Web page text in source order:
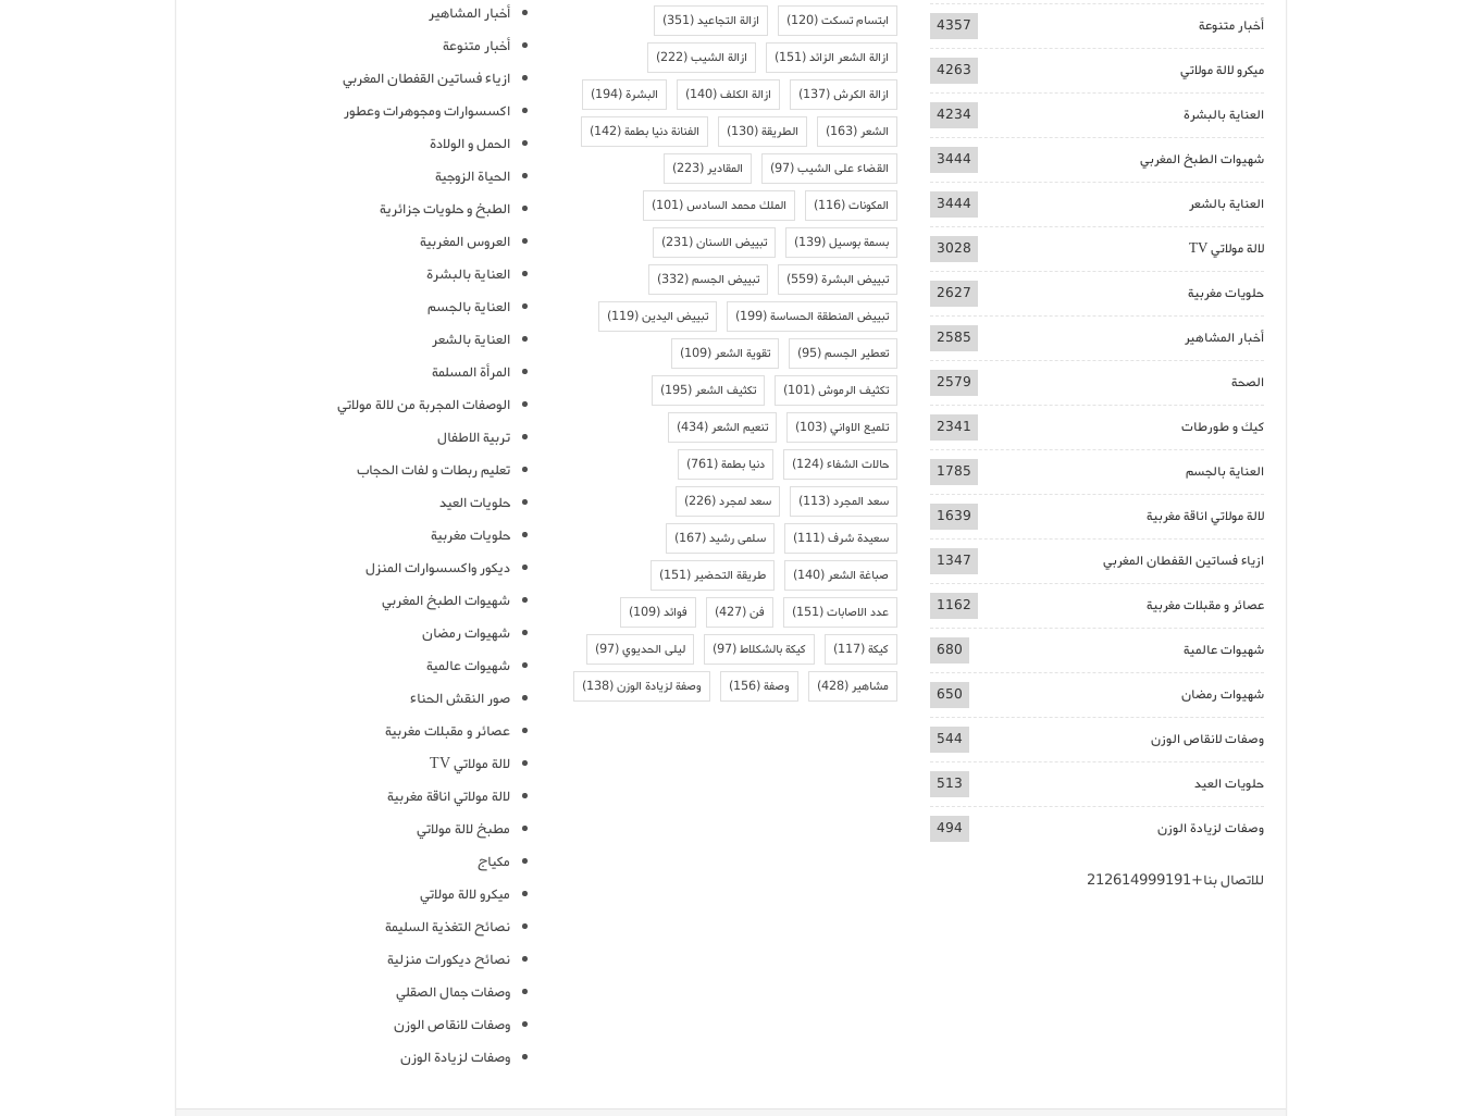
أخبار متنوعة 4357
ميكرو لالة مولاتي 4263
العناية بالبشرة 4234
شهيوات الطبخ المغربي 3444
العناية بالشعر 3444
لالة مولاتي TV 3028
حلويات مغربية 2627
أخبار المشاهير 2585
الصحة 2579
كيك و طورطات 2341
العناية بالجسم 1785
لالة مولاتي اناقة مغربية 1639
ازياء فساتين القفطان المغربي 1347
عصائر و مقبلات مغربية 1162
شهيوات عالمية 680
شهيوات رمضان 650
وصفات لانقاص الوزن 544
حلويات العيد 513
وصفات لزيادة الوزن 494
للاتصال بنا+212614999191
ابتسام تسكت(120) ازالة التجاعيد(351)
ازالة الشعر الزائد(151) ازالة الشيب(222)
ازالة الكرش(137) ازالة الكلف(140) البشرة(194)
الشعر(163) الطريقة(130) الفنانة دنيا بطمة(142)
القضاء على الشيب(97) المقادير(223)
المكونات(116) الملك محمد السادس(101)
بسمة بوسيل(139) تبييض الاسنان(231)
تبييض البشرة(559) تبييض الجسم(332)
تبييض المنطقة الحساسة(199) تبييض اليدين(119)
تعطير الجسم(95) تقوية الشعر(109)
تكثيف الرموش(101) تكثيف الشعر(195)
تلميع الاواني(103) تنعيم الشعر(434)
حالات الشفاء(124) دنيا بطمة(761)
سعد المجرد(113) سعد لمجرد(226)
سعيدة شرف(111) سلمى رشيد(167)
صباغة الشعر(140) طريقة التحضير(151)
عدد الاصابات(151) فن(427) فوائد(109)
كيكة(117) كيكة بالشكلاط(97) ليلى الحديوي(97)
مشاهير(428) وصفة(156) وصفة لزيادة الوزن(138)
أخبار المشاهير
أخبار متنوعة
ازياء فساتين القفطان المغربي
اكسسوارات ومجوهرات وعطور
الحمل و الولادة
الحياة الزوجية
الطبخ و حلويات جزائرية
العروس المغربية
العناية بالبشرة
العناية بالجسم
العناية بالشعر
المرأة المسلمة
الوصفات المجربة من لالة مولاتي
تربية الاطفال
تعليم ربطات و لفات الحجاب
حلويات العيد
حلويات مغربية
ديكور واكسسوارات المنزل
شهيوات الطبخ المغربي
شهيوات رمضان
شهيوات عالمية
صور النقش الحناء
عصائر و مقبلات مغربية
لالة مولاتي TV
لالة مولاتي اناقة مغربية
مطبخ لالة مولاتي
مكياج
ميكرو لالة مولاتي
نصائح التغذية السليمة
نصائح ديكورات منزلية
وصفات جمال الصقلي
وصفات لانقاص الوزن
وصفات لزيادة الوزن